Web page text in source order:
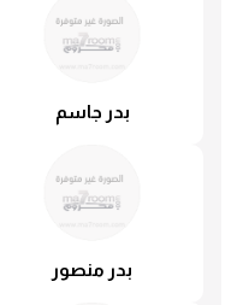
بدر جاسم
بدر منصور